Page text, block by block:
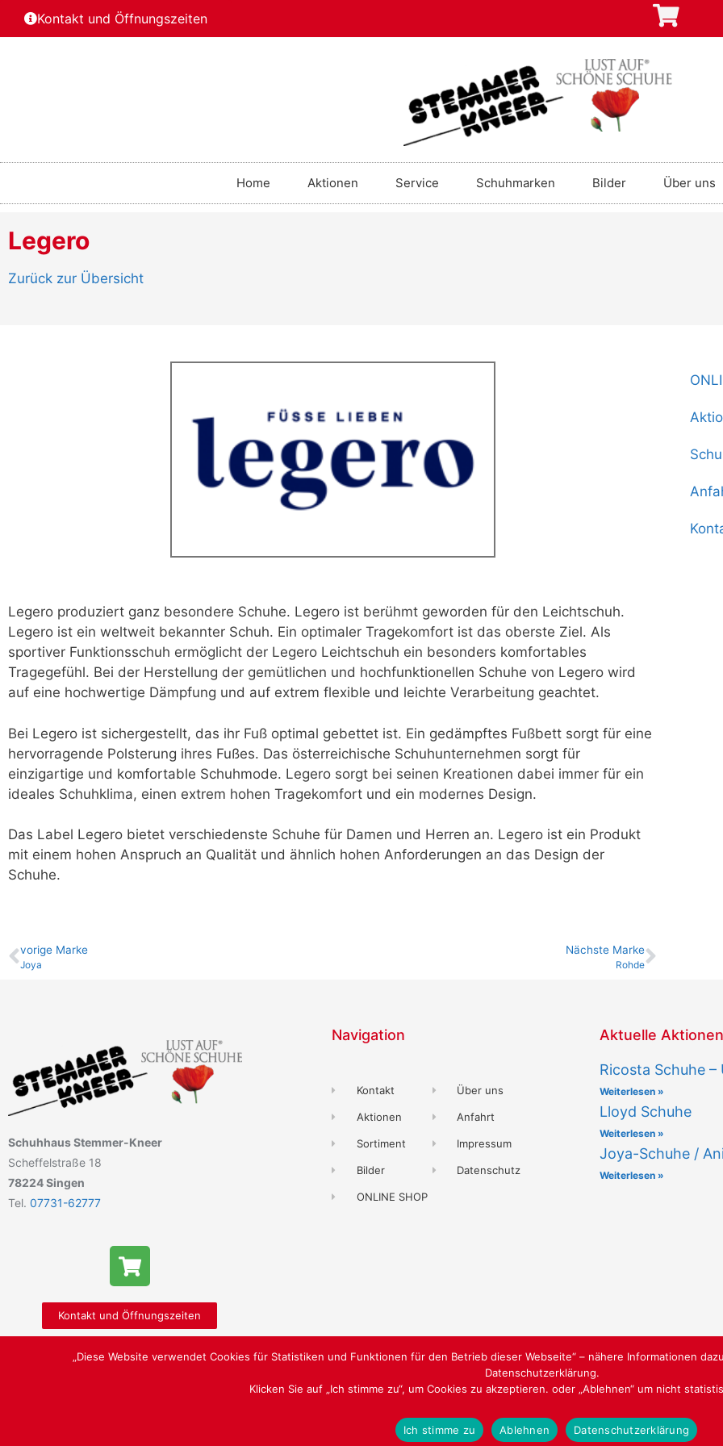
Kontakt und Öffnungszeiten
Home Aktionen Service Schuhmarken Bilder Über uns
Legero
Zurück zur Übersicht
Legero produziert ganz besondere Schuhe. Legero ist berühmt geworden für den Leichtschuh.
Legero ist ein weltweit bekannter Schuh. Ein optimaler Tragekomfort ist das oberste Ziel. Als
sportiver Funktionsschuh ermöglicht der Legero Leichtschuh ein besonders komfortables
Tragegefühl. Bei der Herstellung der gemütlichen und hochfunktionellen Schuhe von Legero wird
auf eine hochwertige Dämpfung und auf extrem flexible und leichte Verarbeitung geachtet.
Bei Legero ist sichergestellt, das ihr Fuß optimal gebettet ist. Ein gedämpftes Fußbett sorgt für eine
hervorragende Polsterung ihres Fußes. Das österreichische Schuhunternehmen sorgt für
einzigartige und komfortable Schuhmode. Legero sorgt bei seinen Kreationen dabei immer für ein
ideales Schuhklima, einen extrem hohen Tragekomfort und ein modernes Design.
Das Label Legero bietet verschiedenste Schuhe für Damen und Herren an. Legero ist ein Produkt
mit einem hohen Anspruch an Qualität und ähnlich hohen Anforderungen an das Design der
Schuhe.
vo­ri­ge Marke
Joya
Nächste Marke
Rohde
Schuhhaus Stemmer-Kneer
Scheffelstraße 18
78224 Singen
Tel. 07731-62777
Kontakt und Öffnungszeiten
Navigation
Kontakt
Aktionen
Sortiment
Bilder
ONLINE SHOP
Über uns
Anfahrt
Impressum
Datenschutz
Aktuelle Aktionen
Ricosta Schuhe
Weiterlesen »
Lloyd Schuhe
Weiterlesen »
Joya-Schuhe /
Weiterlesen »
WEBGESTALTUNG WWW.SABU-
Barrierefreiheitserklärung
„Diese Website verwendet Cookies für Statistiken und Funktionen für den Betrieb dieser Webseite“ – nähere Informationen
Datenschutzerklärung.
Klicken Sie auf „Ich stimme zu“, um Cookies zu akzeptieren. oder „Ablehnen“ um nicht
Ich stimme zu Ablehnen Datenschutzerklärung